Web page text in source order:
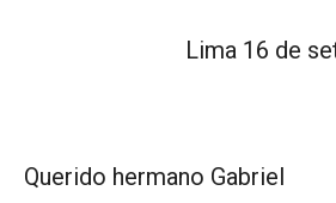
Lima 16 de
Querido hermano Gabriel